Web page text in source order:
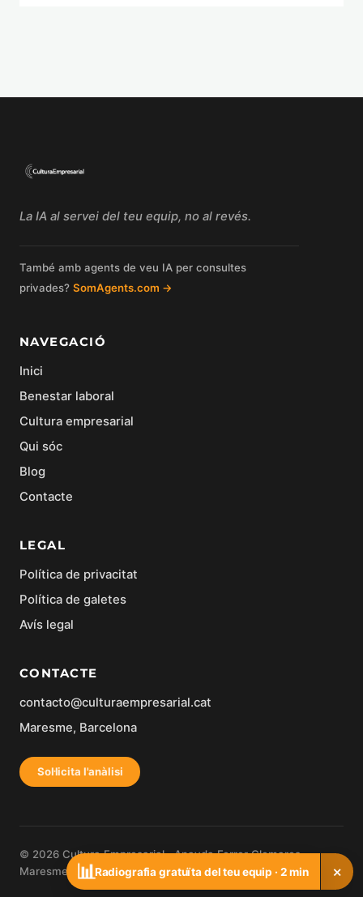
La IA al servei del teu equip, no al revés.
També amb agents de veu IA per consultes
privades? SomAgents.com →
NAVEGACIÓ
Inici
Benestar laboral
Cultura empresarial
Qui sóc
Blog
Contacte
LEGAL
Política de privacitat
Política de galetes
Avís legal
CONTACTE
contacto@culturaempresarial.cat
Maresme, Barcelona
Sol·licita l'anàlisi
© 2026 Cultura Empresarial · Anayda Ferrer Clemares ·
Maresme, Barcelona
📊Radiografia gratuïta del teu equip · 2 min ×